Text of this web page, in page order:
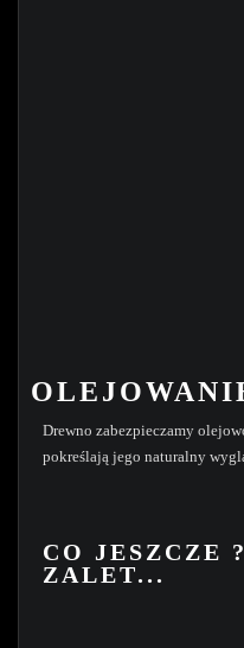
Drewno zabezpieczamy
pokreślają jego naturalny
CO JESZCZE
ZALET...